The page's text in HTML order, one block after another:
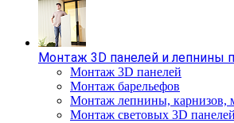
Монтаж 3D панелей и лепнины
Монтаж 3D панелей
Монтаж барельефов
Монтаж лепнины, карнизов,
Монтаж световых 3D панелей